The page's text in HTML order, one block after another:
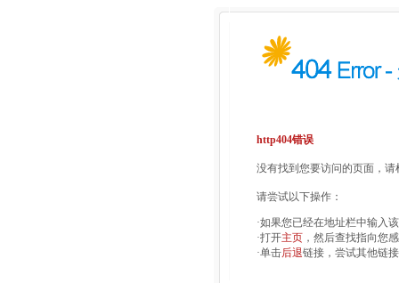
http404错误
没有找到您要访问的页面，
请尝试以下操作：
·如果您已经在地址栏中输入
·打开主页 ，然后查找指向您
·单击后退链接，尝试其他链